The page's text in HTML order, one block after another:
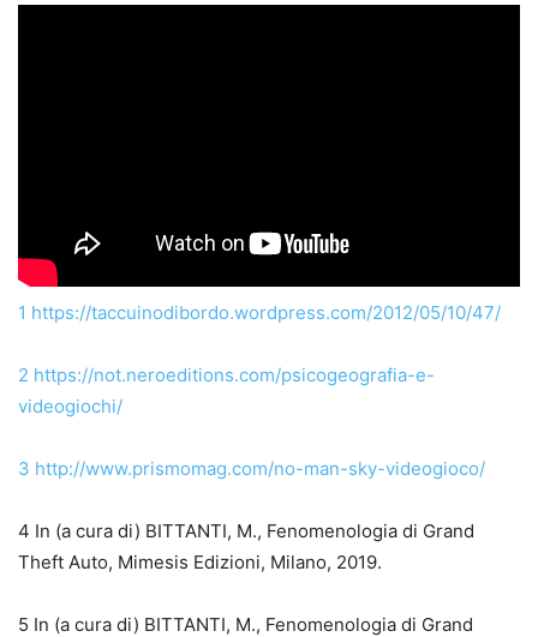
1 https://taccuinodibordo.wordpress.com/2012/05/10/47/
2 https://not.neroeditions.com/psicogeografia-e-
videogiochi/
3 http://www.prismomag.com/no-man-sky-videogioco/
4 In (a cura di) BITTANTI, M., Fenomenologia di Grand
Theft Auto, Mimesis Edizioni, Milano, 2019.
5 In (a cura di) BITTANTI, M., Fenomenologia di Grand